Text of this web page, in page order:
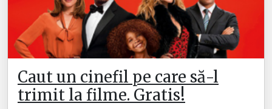
Caut un cinefil pe care să-l
trimit la filme. Gratis!